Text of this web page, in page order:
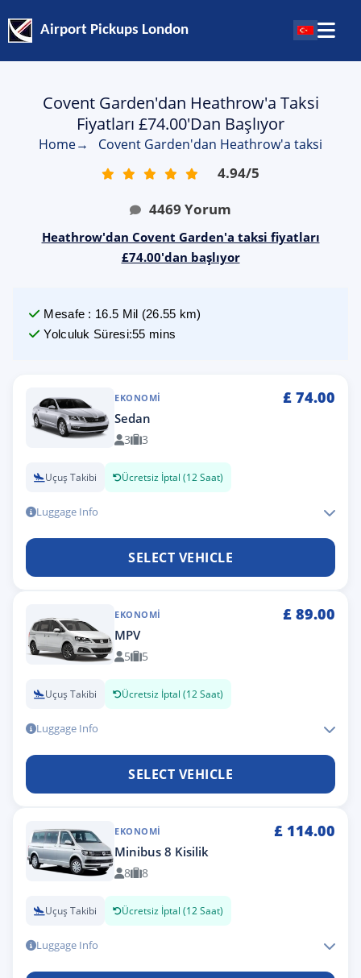
Airport Pickups London
Covent Garden'dan Heathrow'a Taksi
Fiyatları £74.00'dan Başlıyor
Home→ Covent Garden'dan Heathrow'a taksi
4.94/5
4469 Yorum
Heathrow'dan Covent Garden'a taksi fiyatları
£74.00'dan başlıyor
Mesafe : 16.5 Mil (26.55 km)
Yolculuk Süresi:55 mins
EKONOMI £ 74.00
Sedan
3 3
Uçuş Takibi Ücretsiz İptal (12 Saat)
Luggage Info
SELECT VEHICLE
EKONOMI £ 89.00
MPV
5 5
Uçuş Takibi Ücretsiz İptal (12 Saat)
Luggage Info
SELECT VEHICLE
EKONOMI £ 114.00
Minibus 8 Kisilik
8 8
Uçuş Takibi Ücretsiz İptal (12 Saat)
Luggage Info